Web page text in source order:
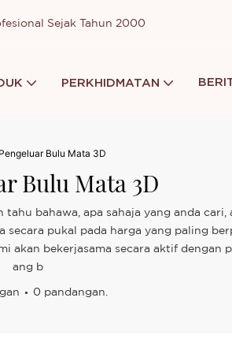
Sejak Tahun 2000
PERKHIDMATAN
Pengeluar Bulu Mata 3D
Bulu Mata 3D
bahawa, apa sahaja yang anda
pukal pada harga yang paling
bekerjasama secara aktif dengan
ang b
0 pandangan.